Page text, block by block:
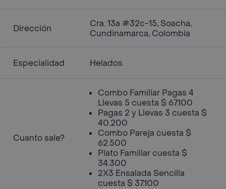
Dirección
Cra. 13a #32c-15, Soacha,
Cundinamarca, Colombia
Especialidad Helados
Cuanto sale?
Combo Familiar Pagas 4
Llevas 5 cuesta $ 67.100
Pagas 2 y Llevas 3 cuesta $
40.200
Combo Pareja cuesta $
62.500
Plato Familiar cuesta $
34.300
2X3 Ensalada Sencilla
cuesta $ 37.100